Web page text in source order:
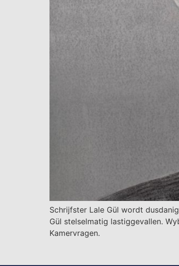
Schrijfster Lale Gül wordt
Gül stelselmatig lastiggevallen.
Kamervragen.